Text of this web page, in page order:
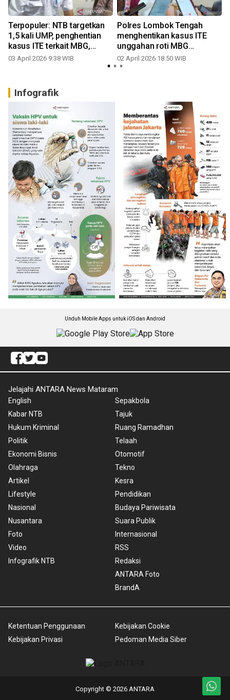
Terpopuler: NTB targetkan
1,5 kali UMP, penghentian
kasus ITE terkait MBG,
hingga sidang kasus suap
03 April 2026 9:38 WIB
Polres Lombok Tengah
menghentikan kasus ITE
unggahan roti MBG
berbelatung
02 April 2026 18:50 WIB
Infografik
Unduh Mobile Apps untuk iOS dan Android
Jelajahi ANTARA News Mataram
English
Kabar NTB
Hukum Kriminal
Politik
Ekonomi Bisnis
Olahraga
Artikel
Lifestyle
Nasional
Nusantara
Foto
Video
Infografik NTB
Sepakbola
Tajuk
Ruang Ramadhan
Telaah
Otomotif
Tekno
Kesra
Pendidikan
Budaya Pariwisata
Suara Publik
Internasional
RSS
Redaksi
ANTARA Foto
BrandA
Ketentuan Penggunaan
Kebijakan Privasi
Kebijakan Cookie
Pedoman Media Siber
Copyright © 2026 ANTARA